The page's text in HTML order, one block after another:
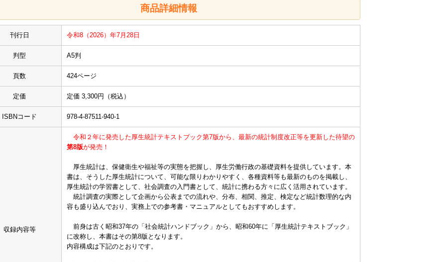
商品詳細情報
刊行日 令和8（2026）年7月28日
判型 A5判
頁数 424ページ
定価 定価 3,300円（税込）
ISBNコード 978-4-87511-940-1
収録内容等
令和２年に発売した厚生統計テキストブック第7版から、最新の統計制度改正等を更新した待望の
第8版が発売！
厚生統計は、保健衛生や福祉等の実態を把握し、厚生労働行政の基礎資料を提供しています。本
書は、そうした厚生統計について、可能な限りわかりやすく、各種資料等も最新のものを掲載し、
厚生統計の学習書として、社会調査の入門書として、統計に携わる方々に広く活用されています。
統計調査の実際として企画から公表までの流れや、分布、相関、推定、検定など統計数理的な内
容も盛り込んでおり、実務上での参考書・マニュアルとしてもおすすめします。
前身は古く昭和37年の「社会統計ハンドブック」から、昭和60年に「厚生統計テキストブック」
に改称し、本書はその第8版となります。
内容構成は下記のとおりです。